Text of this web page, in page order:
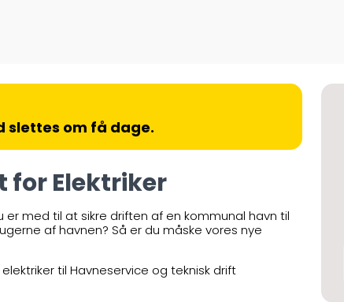
slettes om få dage.
for Elektriker
med til at sikre driften af en kommunal havn til
af havnen? Så er du måske vores nye
til Havneservice og teknisk drift